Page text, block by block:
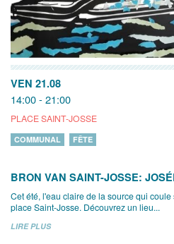
VEN 21.08
14:00 - 21:00
PLACE SAINT-JOSSE
COMMUNAL FÊTE
BRON VAN SAINT-JOSSE:
Cet été, l'eau claire de la source qui
place Saint-Josse. Découvrez un lieu...
LIRE PLUS